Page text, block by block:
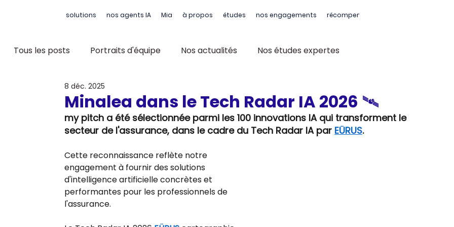
solutions nos agents IA Mia à propos études nos engagements récompenses
Tous les posts Portraits d'équipe Nos actualités Nos études expertes
Minalea dans le Tech Radar IA 2026 🛰️
8 déc. 2025
my pitch a été sélectionnée parmi les 100 innovations IA qui transforment le
secteur de l'assurance, dans le cadre du Tech Radar IA par EÜRUS.
Cette reconnaissance reflète notre
engagement à fournir des solutions
d'intelligence artificielle concrètes et
performantes pour les professionnels de
l'assurance.